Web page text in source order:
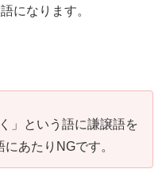
になります。
」という語に謙譲語を
あたりNGです。